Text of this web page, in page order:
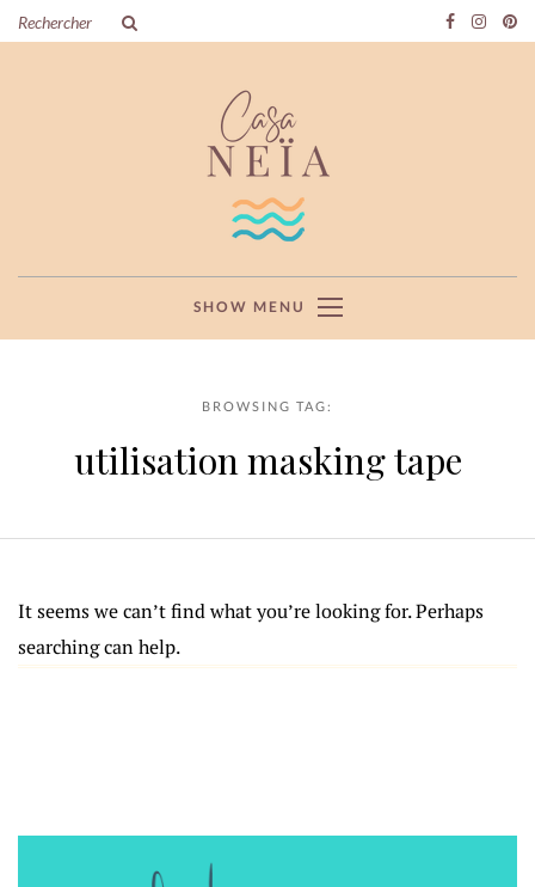
SHOW MENU
BROWSING TAG:
utilisation masking tape
It seems we can’t find what you’re looking for. Perhaps
searching can help.